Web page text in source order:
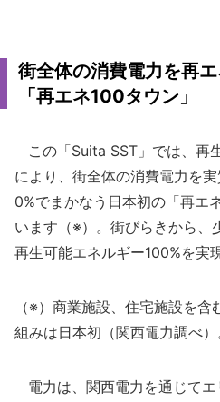
街全体の消費電力を再
「再エネ100タウン」
この「Suita SST」では、再
により、街全体の消費電力を
0%でまかなう日本初の「再エ
います（※）。街びらきから、
再生可能エネルギー100%を実
（※）商業施設、住宅施設を
組みは日本初（関西電力調べ）
電力は、関西電力を通じて